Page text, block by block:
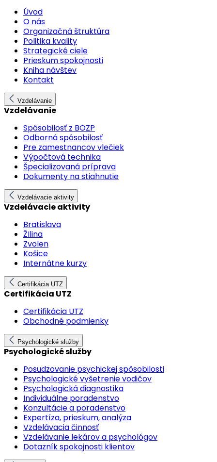
Úvod
O nás
Organizačná štruktúra
Politika kvality
Strategické ciele
Prieskum spokojnosti
Kniha návštev
Kontakt
Vzdelávanie
Vzdelávanie
Spôsobilosť z BOZP
Odborná spôsobilosť
Pre zamestnancov vlečiek
Výpočtová technika
Špecializovaná príprava
Dokumenty na stiahnutie
Vzdelávacie aktivity
Vzdelávacie aktivity
Bratislava
ŽIlina
Zvolen
Košice
Internátne kurzy
Certifikácia UTZ
Certifikácia UTZ
Certifikácia UTZ
Obchodné podmienky
Psychologické služby
Psychologické služby
Posudzovanie psychickej spôsobilosti
Psychologické vyšetrenie vodičov
Psychologická diagnostika
Individuálne poradenstvo
Konzultácie a poradenstvo
Expertíza, prieskum, analýza
Vzdelávacia činnosť
Vzdelávanie lekárov a psychológov
Dotazník spokojnosti klientov